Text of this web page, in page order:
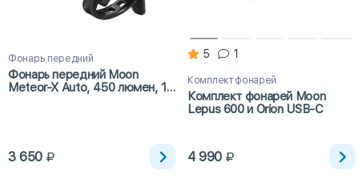
Фонарь передний
Фонарь передний Moon
Meteor-X Auto, 450 люмен, 1
3 650
5 1
Комплект фонарей
Комплект фонарей Moon
Lepus 600 и Orion USB-C
4 990